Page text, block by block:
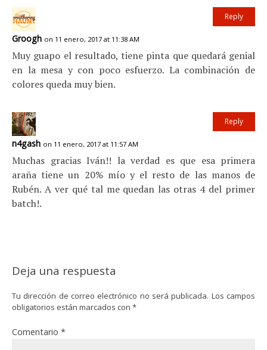
Groogh on 11 enero, 2017 at 11:38 AM
Muy guapo el resultado, tiene pinta que quedará genial
en la mesa y con poco esfuerzo. La combinación de
colores queda muy bien.
Reply
n4gash on 11 enero, 2017 at 11:57 AM
Muchas gracias Iván!! la verdad es que esa primera
araña tiene un 20% mío y el resto de las manos de
Rubén. A ver qué tal me quedan las otras 4 del primer
batch!.
Reply
Deja una respuesta
Tu dirección de correo electrónico no será publicada. Los campos
obligatorios están marcados con *
Comentario *